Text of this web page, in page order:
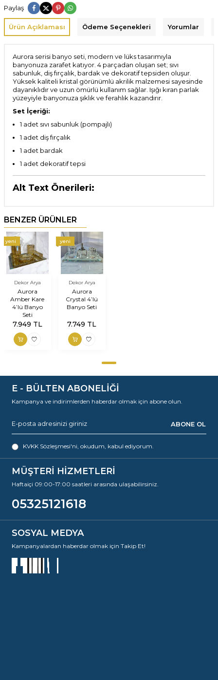
Paylaş
Ürün Açıklaması Ödeme Seçenekleri Yorumlar
Aurora serisi banyo seti, modern ve lüks tasarımıyla
banyonuza zarafet katıyor. 4 parçadan oluşan set; sıvı
sabunluk, diş fırçalık, bardak ve dekoratif tepsiden oluşur.
Yüksek kaliteli kristal görünümlü akrilik malzemesi sayesinde
dayanıklıdır ve uzun ömürlü kullanım sağlar. Işığı kıran parlak
yüzeyiyle banyonuza şıklık ve ferahlık kazandırır.
Set İçeriği:
1 adet sıvı sabunluk (pompajlı)
1 adet diş fırçalık
1 adet bardak
1 adet dekoratif tepsi
Alt Text Önerileri:
BENZER ÜRÜNLER
yeni
Dekor Arya
Aurora
Amber Kare
4’lü Banyo
Seti
7.949 TL
yeni
Dekor Arya
Aurora
Crystal 4’lü
Banyo Seti
7.749 TL
MÜŞTERİ HİZMETLERİ
Haftaiçi 09:00-17:00 saatleri arasında ulaşabilirsiniz.
05325121618
E - BÜLTEN ABONELİĞİ
Kampanya ve indirimlerden haberdar olmak için abone olun.
ABONE OL
KVKK Sözleşmesi'ni, okudum, kabul ediyorum.
SOSYAL MEDYA
Kampanyalardan haberdar olmak için Takip Et!